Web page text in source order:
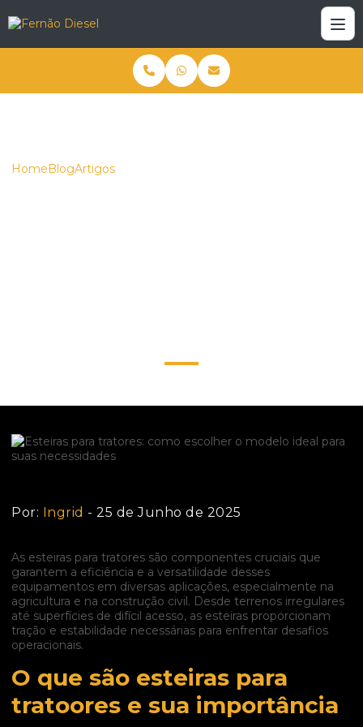
HomeBlogArtigos
Por: Ingrid - 25 de Junho de 2025
As esteiras para tratores são componentes cruciais que
garantem a eficiência e a versatilidade desses
equipamentos em diversas aplicações, especialmente na
agricultura e na construção civil. Desde terrenos irregulares
até superfícies de difícil acesso, as esteiras proporcionam
tração e estabilidade necessárias para enfrentar desafios
operacionais.
O que são esteiras para
tratoores e sua importância